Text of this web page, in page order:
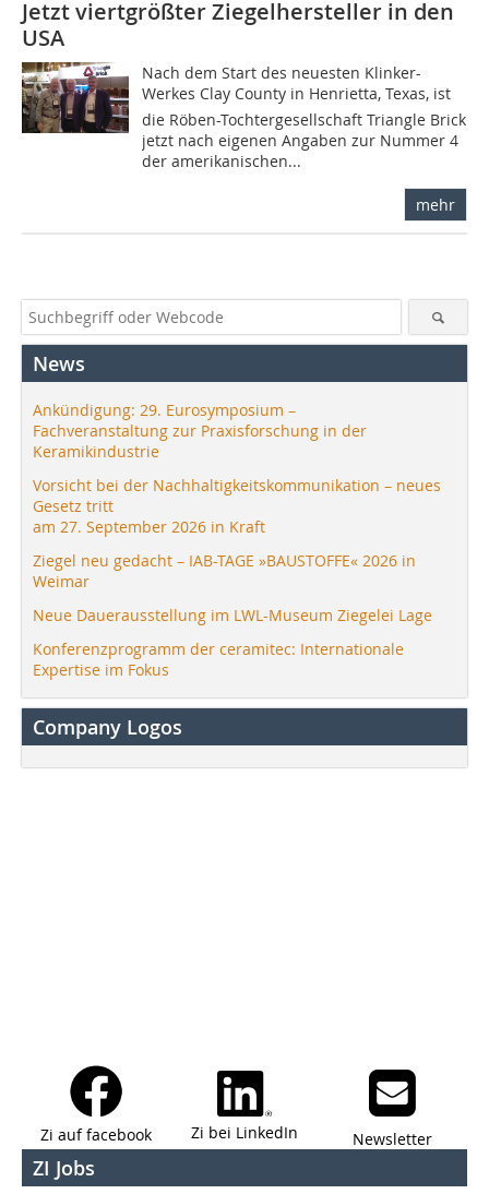
Jetzt viertgrößter Ziegelhersteller in den
USA
Nach dem Start des neuesten Klinker-
Werkes Clay County in Henrietta, Texas, ist
die Röben-Tochtergesellschaft Triangle Brick
jetzt nach eigenen Angaben zur Nummer 4
der amerikanischen...
mehr
News
Ankündigung: 29. Eurosymposium –
Fachveranstaltung zur Praxisforschung in der
Keramikindustrie
Vorsicht bei der Nachhaltigkeitskommunikation – neues
Gesetz tritt
am 27. September 2026 in Kraft
Ziegel neu gedacht – IAB-TAGE »BAUSTOFFE« 2026 in
Weimar
Neue Dauerausstellung im LWL-Museum Ziegelei Lage
Konferenzprogramm der ceramitec: Internationale
Expertise im Fokus
Company Logos
Zi auf facebook Zi bei LinkedIn Newsletter
ZI Jobs